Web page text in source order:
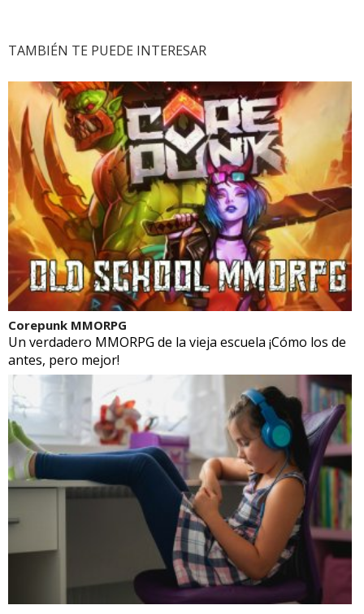
TAMBIÉN TE PUEDE INTERESAR
Corepunk MMORPG
Un verdadero MMORPG de la vieja escuela ¡Cómo los de
antes, pero mejor!